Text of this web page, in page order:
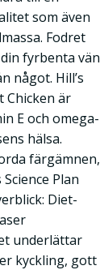
som även
Fodret
fyrbenta vän
något. Hill’s
Chicken är
E och omega-
hälsa.
färgämnen,
Plan
Diet-
underlättar
kyckling, gott